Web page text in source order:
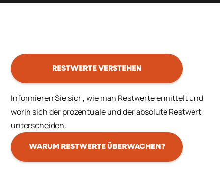
RESTWERTE VERSTEHEN
Informieren Sie sich, wie man Restwerte ermittelt und
worin sich der prozentuale und der absolute Restwert
unterscheiden.
WARUM RESTWERTE ÜBERWACHEN?